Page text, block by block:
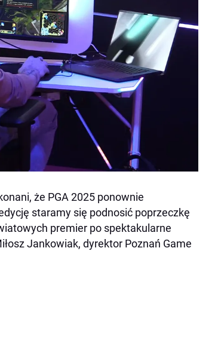
że PGA 2025 ponownie
staramy się podnosić poprzeczkę
premier po spektakularne
Jankowiak, dyrektor Poznań Game